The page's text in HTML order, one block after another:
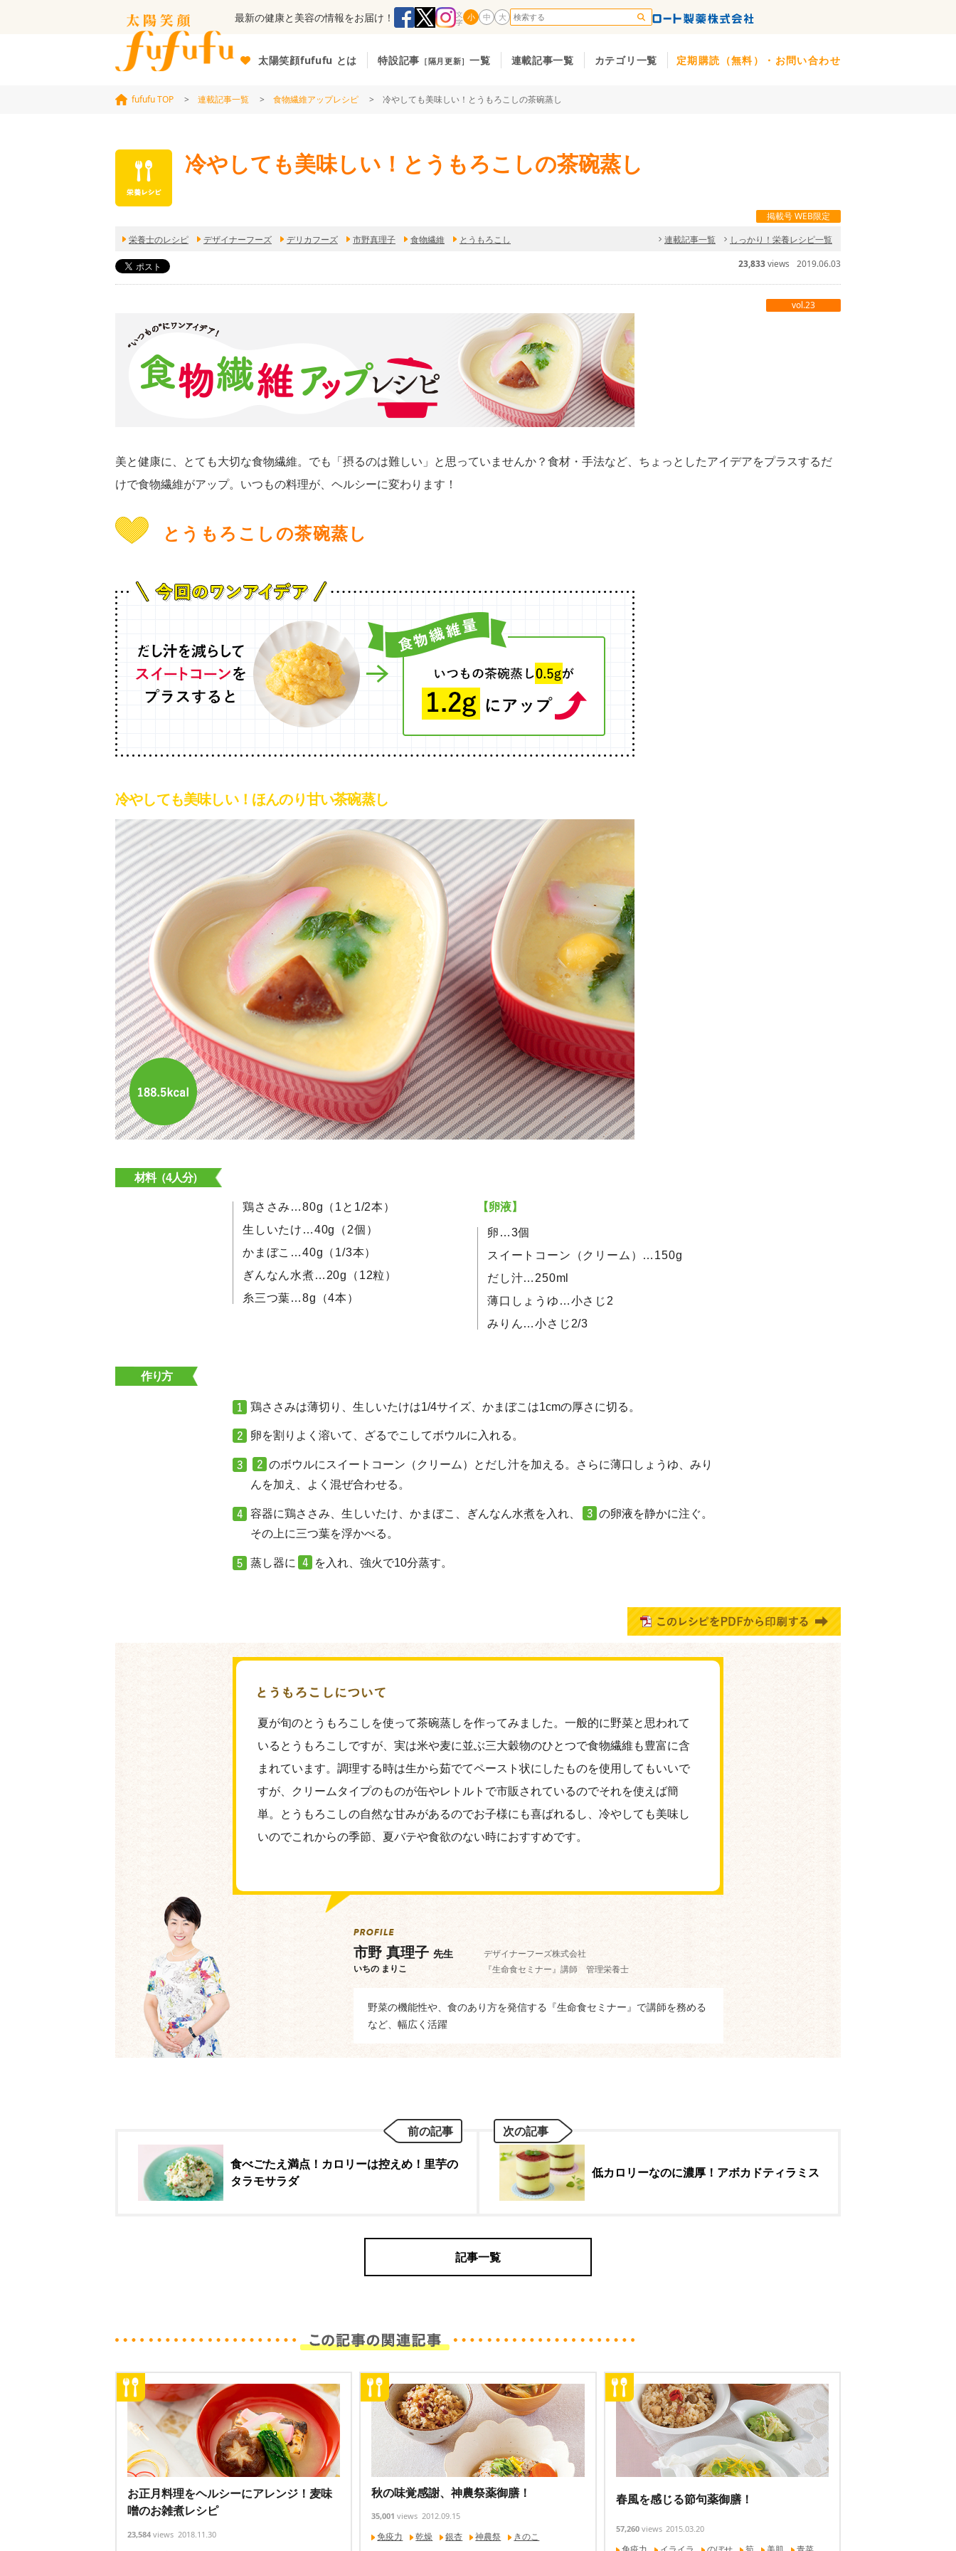
最新の健康と美容の情報をお届け！ 小 中 大
太陽笑顔fufufu とは 特設記事 ［隔月更新］一覧 連載記事一覧 カテゴリ一覧 定期購読（無料）・お問い合わせ
fufufu TOP > 連載記事一覧 > 食物繊維アップレシピ > 冷やしても美味しい！とうもろこしの茶碗蒸し
冷やしても美味しい！とうもろこしの茶碗蒸し
掲載号 WEB限定
栄養士のレシピ
デザイナーフーズ デリカフーズ 市野真理子 食物繊維 とうもろこし 連載記事一覧
しっかり！栄養レシピ一覧
23,833views 2019.06.03
vol.23
美と健康に、とても大切な食物繊維。でも「摂るのは難しい」と思っていませんか？食材・手法など、ちょっとしたアイデアをプラスするだ
けで食物繊維がアップ。いつもの料理が、ヘルシーに変わります！
とうもろこしの茶碗蒸し
冷やしても美味しい！ほんのり甘い茶碗蒸し
材料（4人分）
鶏ささみ…80g（1と1/2本）
生しいたけ…40g（2個）
かまぼこ…40g（1/3本）
ぎんなん水煮…20g（12粒）
糸三つ葉…8g（4本）
【卵液】
卵…3個
スイートコーン（クリーム）…150g
だし汁…250ml
薄口しょうゆ…小さじ2
みりん…小さじ2/3
作り方
鶏ささみは薄切り、生しいたけは1/4サイズ、かまぼこは1cmの厚さに切る。
卵を割りよく溶いて、ざるでこしてボウルに入れる。
のボウルにスイートコーン（クリーム）とだし汁を加える。さらに薄口しょうゆ、みり
んを加え、よく混ぜ合わせる。
容器に鶏ささみ、生しいたけ、かまぼこ、ぎんなん水煮を入れ、
の卵液を静かに注ぐ。
その上に三つ葉を浮かべる。
蒸し器に を入れ、強火で10分蒸す。
夏が旬のとうもろこしを使って茶碗蒸しを作ってみました。一般的に野菜と思われて
いるとうもろこしですが、実は米や麦に並ぶ三大穀物のひとつで食物繊維も豊富に含
まれています。調理する時は生から茹でてペースト状にしたものを使用してもいいで
すが、クリームタイプのものが缶やレトルトで市販されているのでそれを使えば簡
単。とうもろこしの自然な甘みがあるのでお子様にも喜ばれるし、冷やしても美味し
いのでこれからの季節、夏バテや食欲のない時におすすめです。
市野 真理子 先生
いちの まりこ
デザイナーフーズ株式会社
『生命食セミナー』講師 管理栄養士
野菜の機能性や、食のあり方を発信する『生命食セミナー』で講師を務める
など、幅広く活躍
前の記事
食べごたえ満点！カロリーは控えめ！里芋の
タラモサラダ
次の記事
低カロリーなのに濃厚！アボカドティラミス
記事一覧
お正月料理をヘルシーにアレンジ！麦味
噌のお雑煮レシピ
23,584 views 2018.11.30
秋の味覚感謝、神農祭薬御膳！
35,001 views 2012.09.15
免疫力 乾燥 銀杏 神農祭
きのこ
春風を感じる節句薬御膳！
57,260views 2015.03.20